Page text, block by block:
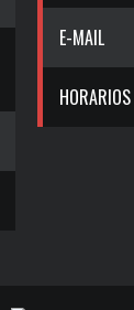
E-MAIL
HORARIOS